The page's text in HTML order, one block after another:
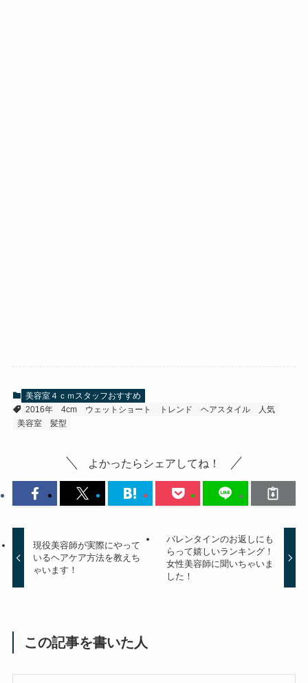
美容室４ｃｍスタッフおすすめ
2016年
4cm ウェットショート トレンド ヘアスタイル
人気
美容室
髪型
よかったらシェアしてね！
現役美容師が実際にやって
いるヘアケア方法を教えち
ゃいます！
バレンタインのお返しにも
らって嬉しいランキング！
女性美容師に聞いちゃいま
した！
この記事を書いた人